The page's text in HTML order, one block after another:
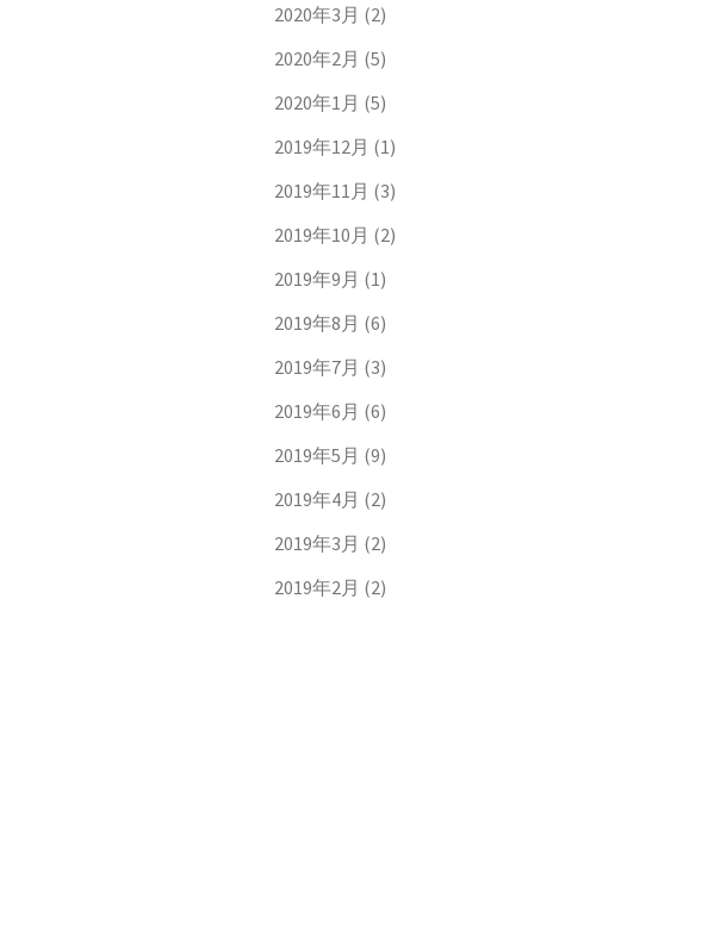
2020年3月 (2)
2020年2月 (5)
2020年1月 (5)
2019年12月 (1)
2019年11月 (3)
2019年10月 (2)
2019年9月 (1)
2019年8月 (6)
2019年7月 (3)
2019年6月 (6)
2019年5月 (9)
2019年4月 (2)
2019年3月 (2)
2019年2月 (2)